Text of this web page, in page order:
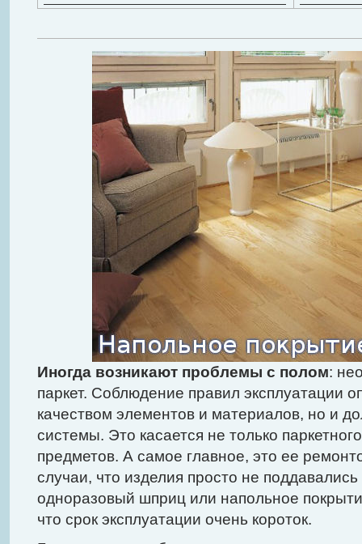
Иногда возникают проблемы с полом:
паркет. Соблюдение правил эксплуатации
качеством элементов и материалов, но и
системы. Это касается не только
предметов. А самое главное, это ее
случаи, что изделия просто не
одноразовый шприц или напольное
что срок эксплуатации очень короток.